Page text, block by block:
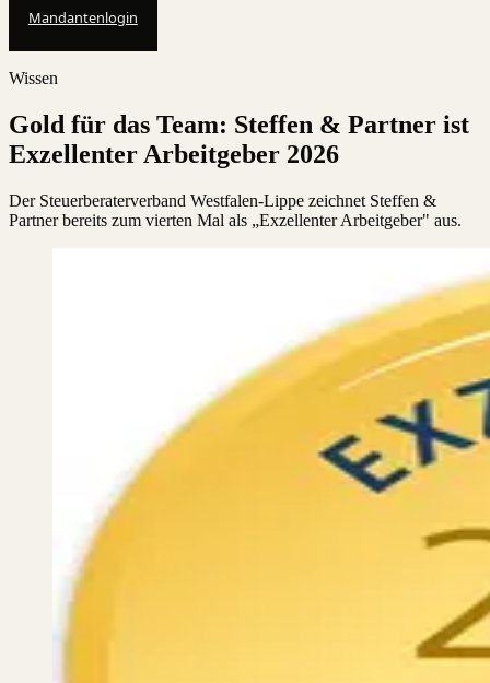
Mandantenlogin
Wissen
Gold für das Team: Steffen & Partner ist
Exzellenter Arbeitgeber 2026
Der Steuerberaterverband Westfalen-Lippe zeichnet Steffen &
Partner bereits zum vierten Mal als „Exzellenter Arbeitgeber" aus.